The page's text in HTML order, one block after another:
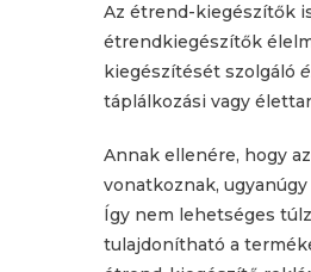
Az étrend-kiegészítők
étrendkiegészítők
kiegészítését szolgáló
táplálkozási vagy
Annak ellenére, hogy
vonatkoznak,
Így nem lehetséges
tulajdonítható a